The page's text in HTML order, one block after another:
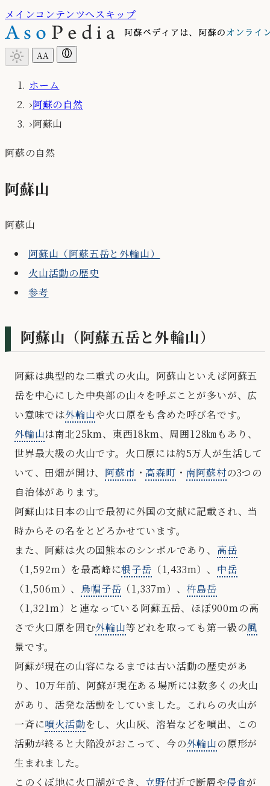
メインコンテンツへスキップ
light_mode AA
ホーム
›阿蘇の自然
›阿蘇山
阿蘇の自然
阿蘇山
阿蘇山
阿蘇山（阿蘇五岳と外輪山）
火山活動の歴史
参考
阿蘇山（阿蘇五岳と外輪山）
阿蘇は典型的な二重式の火山。阿蘇山といえば阿蘇五
岳を中心にした中央部の山々を呼ぶことが多いが、広
い意味では外輪山や火口原をも含めた呼び名です。
外輪山は南北25km、東西18km、周囲128㎞もあり、
世界最大級の火山です。火口原には約5万人が生活して
いて、田畑が開け、 阿蘇市 ・ 高森町 ・ 南阿蘇村の3つの
自治体があります。
阿蘇山は日本の山で最初に外国の文献に記載され、当
時からその名をとどろかせています。
また、阿蘇は火の国熊本のシンボルであり、 高岳
（1,592m）を最高峰に根子岳 （1,433m）、 中岳
（1,506m）、 烏帽子岳 （1,337m）、 杵島岳
（1,321m）と連なっている阿蘇五岳、ほぼ900mの高
さで火口原を囲む外輪山等どれを取っても第一級の風
景です。
阿蘇が現在の山容になるまでは古い活動の歴史があ
り、10万年前、阿蘇が現在ある場所には数多くの火山
があり、活発な活動をしていました。これらの火山が
一斉に噴火活動をし、火山灰、溶岩などを噴出、この
活動が終ると大陥没がおこって、今の外輪山の原形が
生まれました。
このくぼ地に火口湖ができ、 立野付近で断層や侵食が